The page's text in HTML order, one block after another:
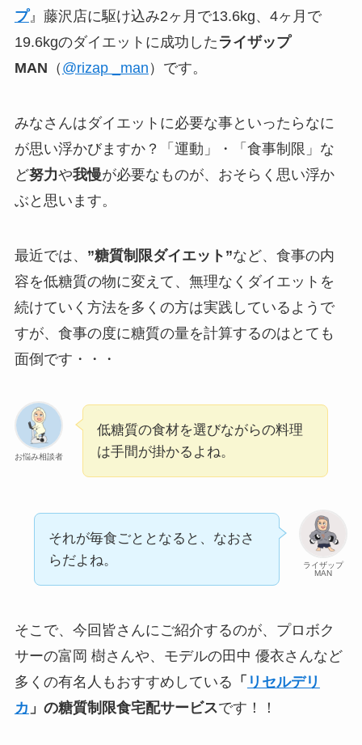
プ』藤沢店に駆け込み2ヶ月で13.6kg、4ヶ月で
19.6kgのダイエットに成功した ライザップ
MAN （ @rizap _man ）です。
みなさんはダイエットに必要な事といったらなに
が思い浮かびますか？「運動」・「食事制限」な
ど努力や我慢が必要なものが、おそらく思い浮か
ぶと思います。
最近では、 ”糖質制限ダイエット”など、食事の内
容を低糖質の物に変えて、無理なくダイエットを
続けていく方法を多くの方は実践しているようで
すが、食事の度に糖質の量を計算するのはとても
面倒です・・・
お悩み相談者
低糖質の食材を選びながらの料理
は手間が掛かるよね。
ライザップ
MAN
それが毎食ごととなると、なおさ
らだよね。
そこで、今回皆さんにご紹介するのが、プロボク
サーの富岡 樹さんや、モデルの田中 優衣さんなど
多くの有名人もおすすめしている 「 リセルデリ
カ 」の糖質制限食宅配サービスです！！